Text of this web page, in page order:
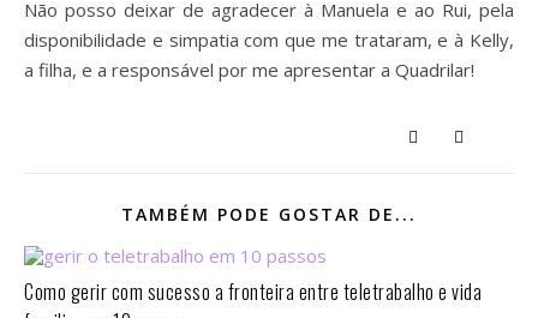
Não posso deixar de agradecer à Manuela e ao Rui, pela
disponibilidade e simpatia com que me trataram, e à Kelly,
a filha, e a responsável por me apresentar a Quadrilar!
TAMBÉM PODE GOSTAR DE...
Como gerir com sucesso a fronteira entre teletrabalho e vida